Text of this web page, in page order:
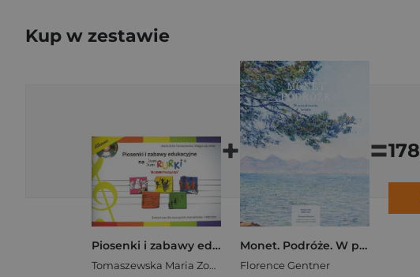
Kup w zestawie
Piosenki i zabawy edukacyjne na Bum Bum Rurki
Tomaszewska Maria Zofia Miler Małgorzata
+
Monet. Podróże. W poszukiwaniu światła
Florence Gentner
=